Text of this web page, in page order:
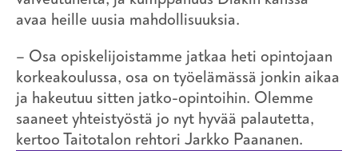
avaa heille uusia mahdollisuuksia.
– Osa opiskelijoistamme jatkaa heti opintojaan
korkeakoulussa, osa on työelämässä jonkin aikaa
ja hakeutuu sitten jatko-opintoihin. Olemme
saaneet yhteistyöstä jo nyt hyvää palautetta,
kertoo Taitotalon rehtori Jarkko Paananen.